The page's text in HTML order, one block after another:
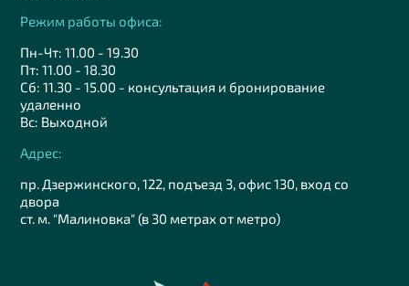
Режим работы офиса:
Пн-Чт: 11.00 - 19.30
Пт: 11.00 - 18.30
Сб: 11.30 - 15.00 - консультация и бронирование
удаленно
Вс: Выходной
Адрес:
пр. Дзержинского, 122, подъезд 3, офис 130, вход со
двора
ст. м. "Малиновка" (в 30 метрах от метро)